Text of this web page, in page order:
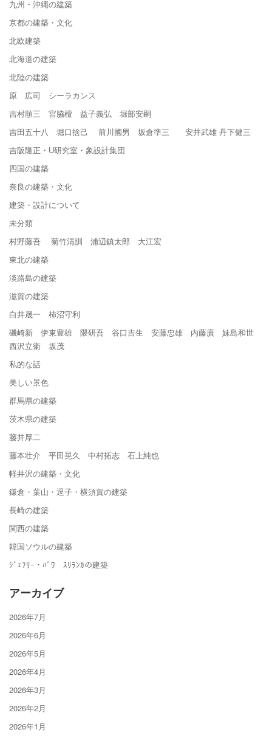
九州・沖縄の建築
京都の建築・文化
北欧建築
北海道の建築
北陸の建築
原 広司 シーラカンス
吉村順三 宮脇檀 益子義弘 堀部安嗣
吉田五十八 堀口捨己 前川國男 坂倉準三 安井武雄 丹下健三
吉阪隆正・U研究室・象設計集団
四国の建築
奈良の建築・文化
建築・設計について
未分類
村野藤吾 菊竹清訓 浦辺鎮太郎 大江宏
東北の建築
淡路島の建築
滋賀の建築
白井晟一 柿沼守利
磯崎新 伊東豊雄 隈研吾 谷口吉生 安藤忠雄 内藤廣 妹島和世
西沢立衛 坂茂
私的な話
美しい景色
群馬県の建築
茨木県の建築
藤井厚二
藤本壮介 平田晃久 中村拓志 石上純也
軽井沢の建築・文化
鎌倉・葉山・逗子・横須賀の建築
長崎の建築
関西の建築
韓国ソウルの建築
ｼﾞｪﾌﾘｰ・ﾊﾞﾜ ｽﾘﾗﾝｶの建築
アーカイブ
2026年7月
2026年6月
2026年5月
2026年4月
2026年3月
2026年2月
2026年1月